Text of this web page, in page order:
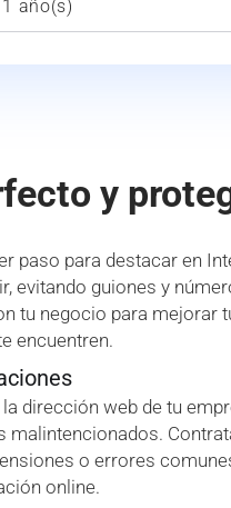
1 año(s)
y
paso para destacar en
evitando guiones y
tu negocio para mejorar
encuentren.
dirección web de tu
malintencionados.
o errores
online.